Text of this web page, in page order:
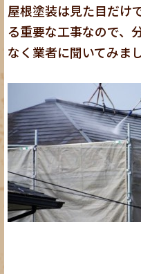
屋根塗装は見た目だけ
る重要な工事なので、
なく業者に聞いてみまし